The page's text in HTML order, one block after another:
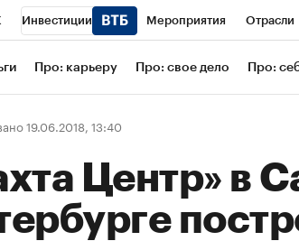
Инвестиции Мероприятия Отрасли
РБК РБК Образование РБК
Про: карьеру Про: свое дело Про:
19.06.2018, 13:40
Центр» в